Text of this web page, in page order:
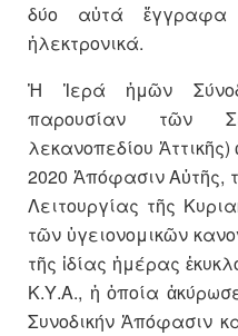
δύο αὐτά ἔγγραφα
ἠλεκτρονικά.
Ἡ Ἱερά ἡμῶν
παρουσίαν τῶν
λεκανοπεδίου
2020 Ἀπόφασιν Αὐτῆς,
Λειτουργίας τῆς
τῶν ὑγειονομικῶν
τῆς ἰδίας ἡμέρας
Κ.Υ.Α., ἡ ὁποία
Συνοδικήν Ἀπόφασιν